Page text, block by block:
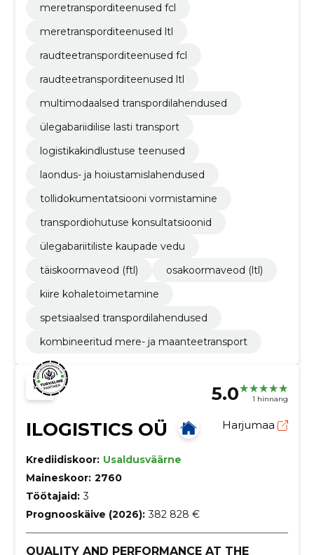
meretransporditeenused fcl
meretransporditeenused ltl
raudteetransporditeenused fcl
raudteetransporditeenused ltl
multimodaalsed transpordilahendused
ülegabariidilise lasti transport
logistikakindlustuse teenused
laondus- ja hoiustamislahendused
tollidokumentatsiooni vormistamine
transpordiohutuse konsultatsioonid
ülegabariitiliste kaupade vedu
täiskoormaveod (ftl)
osakoormaveod (ltl)
kiire kohaletoimetamine
spetsiaalsed transpordilahendused
kombineeritud mere- ja maanteetransport
5.0 1 hinnang
ILOGISTICS OÜ Harjumaa
Krediidiskoor: Usaldusväärne
Maineskoor: 2760
Töötajaid: 3
Prognooskäive (2026): 382 828 €
QUALITY AND PERFORMANCE AT THE